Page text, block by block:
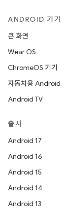
ANDROID 기기
큰 화면
Wear OS
ChromeOS 기기
자동차용 Android
Android TV
출시
Android 17
Android 16
Android 15
Android 14
Android 13